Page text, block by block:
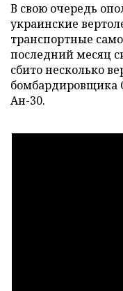
В свою очередь
украинские
транспортные
последний месяц
сбито несколько
бомбардировщика
Ан-30.